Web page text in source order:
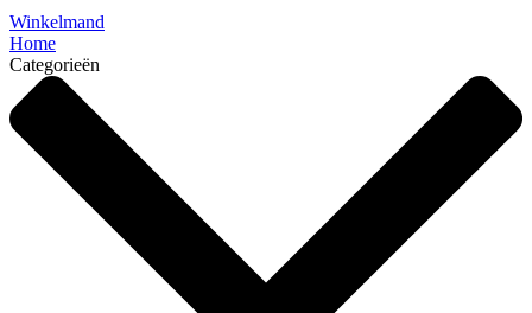
Winkelmand
Home
Categorieën